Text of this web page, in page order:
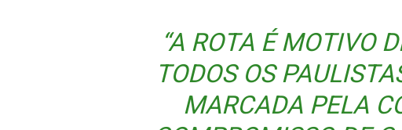
“A ROTA É MOTIVO
TODOS OS
MARCADA PELA